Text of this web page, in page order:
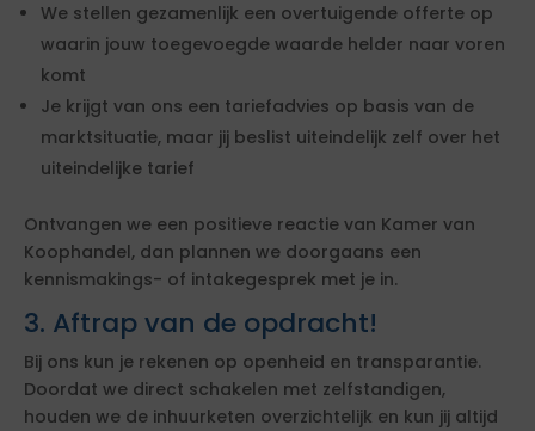
We stellen gezamenlijk een overtuigende offerte op
waarin jouw toegevoegde waarde helder naar voren
komt
Je krijgt van ons een tariefadvies op basis van de
marktsituatie, maar jij beslist uiteindelijk zelf over het
uiteindelijke tarief
Ontvangen we een positieve reactie van Kamer van
Koophandel, dan plannen we doorgaans een
kennismakings- of intakegesprek met je in.
3. Aftrap van de opdracht!
Bij ons kun je rekenen op openheid en transparantie.
Doordat we direct schakelen met zelfstandigen,
houden we de inhuurketen overzichtelijk en kun jij altijd